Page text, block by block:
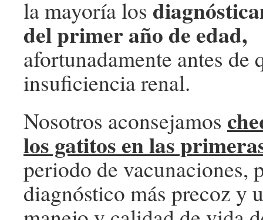
la mayoría los
del primer año de edad,
afortunadamente antes de
insuficiencia renal.
Nosotros aconsejamos
los gatitos en las
periodo de vacunaciones,
diagnóstico más precoz y